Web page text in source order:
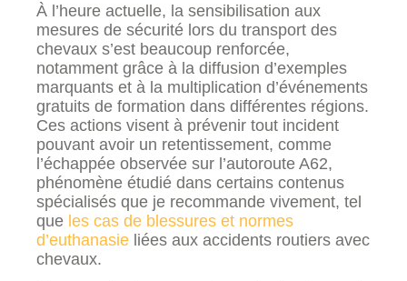
À l’heure actuelle, la sensibilisation aux
mesures de sécurité lors du transport des
chevaux s’est beaucoup renforcée,
notamment grâce à la diffusion d’exemples
marquants et à la multiplication d’événements
gratuits de formation dans différentes régions.
Ces actions visent à prévenir tout incident
pouvant avoir un retentissement, comme
l’échappée observée sur l’autoroute A62,
phénomène étudié dans certains contenus
spécialisés que je recommande vivement, tel
que les cas de blessures et normes
d’euthanasie liées aux accidents routiers avec
chevaux.